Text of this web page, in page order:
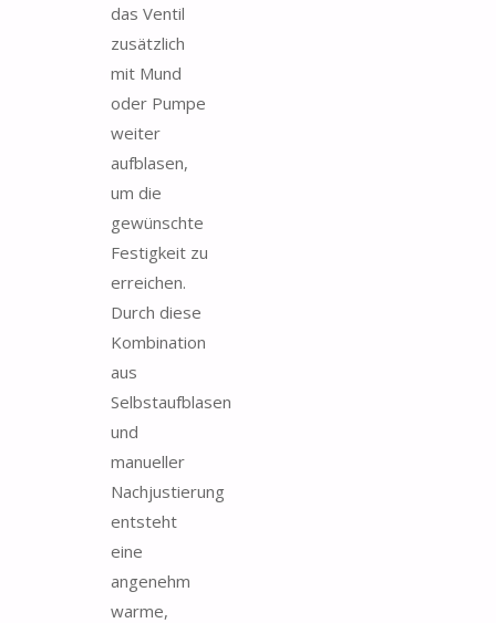
das Ventil
zusätzlich
mit Mund
oder Pumpe
weiter
aufblasen,
um die
gewünschte
Festigkeit zu
erreichen.
Durch diese
Kombination
aus
Selbstaufblasen
und
manueller
Nachjustierung
entsteht
eine
angenehm
warme,